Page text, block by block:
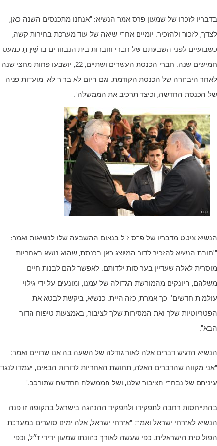
לזכרו של שמעון פרס אמר הנשיא: "אנחנו מתכנסים השנה כאן,
לזכור ולהזכיר. יומיים אחרי שיאה של עוד מערכת בחירות קשה,
לפני השבעתם של חברי וחברות בית הנבחרים בו שֵׁירַתָּ כמעט
חמישים שנה. חברי הכנסת העשרים ושתיים, 22, יושבעו פחות מחצי שנה
היבחרה של הכנסת הקודמת. וגם היום לא ברור לאן מועדות פניה
הכנסת החדשה, וכיצד תרכיב את הממשלה".
ציטט מדבריו של פרס ז"ל בנאום ההשבעה שלו לנשיאות ואמר:
הנשיא להזכיר לדור המיוצג כאן בכנסת, שהוא נושא באחריות
לאלה שעדיין בעריסות ילדותם. לאפשר להם לבנות חיים
היונקים מהמורשת הגדולה של עמנו, ומונעים על ידי גילוי
חדשים'. כך אמרת, כזה היית. כנשיא, ביקשת לבטא את
שלך ואת המסירות שלך לציבור, באמצעות טיפוח הדור
הדגיש דברים אלה לאור גודלה של השעה בה אנו שרויים ואמר:
מקווה שהדברים האלה, תחושת האחריות לדורות הבאים, יעמדו לנגד
של נבחרי הציבור שלנו, ושל הממשלה החדשה שתורכב."
רחבה לתפקידו ולתפקיד ההנהגה בישראל בתקופה זו פנה
לאזרחי ישראל ואמר: "אזרחי ישראל, אלה ימים סוערים במערכת
הישראלית. כפי שעשה לאורך כהונתו שמעון ידידי ז״ל, וכפי